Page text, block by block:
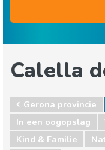
Calella
Gerona provincie
In een oogopslag
Kind & Familie